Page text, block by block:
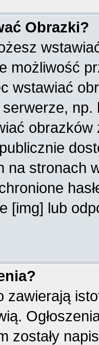
Obrazki?
możliwość
wstawiać
na stronach
[img] lub
zawierają
zostały